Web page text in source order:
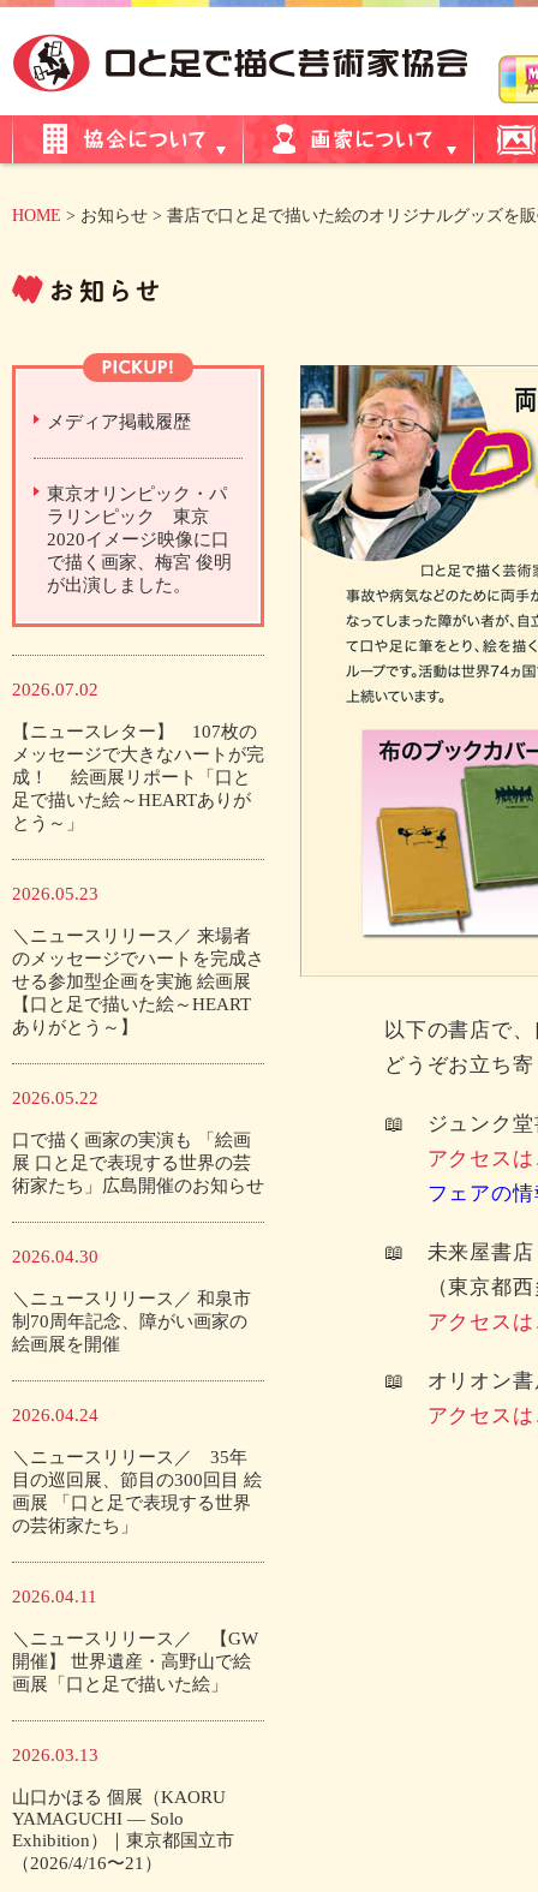
HOME > お知らせ > 書店で口と足で描いた絵のオリジナルグッズを
メディア掲載履歴
東京オリンピック・パ
ラリンピック 東京
2020イメージ映像に口
で描く画家、梅宮 俊明
が出演しました。
2026.07.02
【ニュースレター】 107枚の
メッセージで大きなハートが完
成！ 絵画展リポート「口と
足で描いた絵～HEARTありが
とう～」
2026.05.23
＼ニュースリリース／ 来場者
のメッセージでハートを完成さ
せる参加型企画を実施 絵画展
【口と足で描いた絵～HEART
ありがとう～】
2026.05.22
口で描く画家の実演も 「絵画
展 口と足で表現する世界の芸
術家たち」広島開催のお知らせ
2026.04.30
＼ニュースリリース／ 和泉市
制70周年記念、障がい画家の
絵画展を開催
2026.04.24
＼ニュースリリース／ 35年
目の巡回展、節目の300回目 絵
画展 「口と足で表現する世界
の芸術家たち」
2026.04.11
＼ニュースリリース／ 【GW
開催】 世界遺産・高野山で絵
画展「口と足で描いた絵」
2026.03.13
山口かほる 個展（KAORU
YAMAGUCHI — Solo
Exhibition）｜東京都国立市
（2026/4/16〜21）
以下の書店で
どうぞお立ち
📖 ジュンク堂
アクセス
フェアの
📖 未来屋書
（東京都西
アクセス
📖 オリオン書
アクセス